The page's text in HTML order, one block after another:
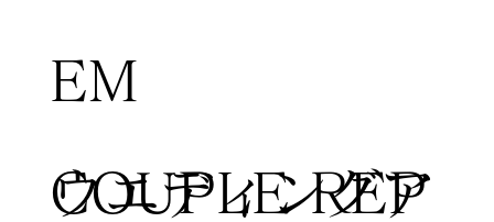
COUPLE REP
EM
​ウエディングア